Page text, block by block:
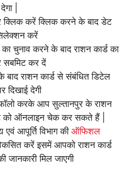
|
करें क्लिक करने के बाद डेट
करें
का चुनाव करने के बाद राशन कार्ड का
कर दें
बाद राशन कार्ड से संबंधित डिटेल
दिखाई देगी
करके आप सुल्तानपुर के राशन
को ऑनलाइन चेक कर सकते हैं |
एवं आपूर्ति विभाग कीऑफिशल
करें इसमें आपको राशन कार्ड
मिल जाएगी